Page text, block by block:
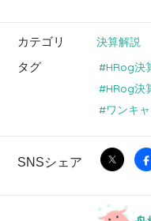
カテゴリ 決算解説
タグ
HRog決
HRog決
ワンキ
SNSシェア